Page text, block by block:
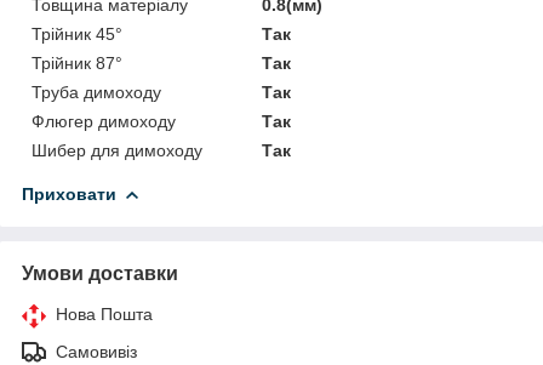
Товщина матеріалу
0.8(мм)
Трійник 45°
Так
Трійник 87°
Так
Труба димоходу
Так
Флюгер димоходу
Так
Шибер для димоходу
Так
Приховати
Умови доставки
Нова Пошта
Самовивіз